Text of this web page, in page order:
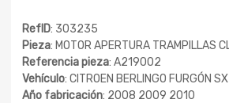
RefID: 303235
Pieza: MOTOR APERTURA TRAMPILLAS
Referencia pieza: A219002
Vehículo: CITROEN BERLINGO FURGÓN SX
Año fabricación: 2008 2009 2010